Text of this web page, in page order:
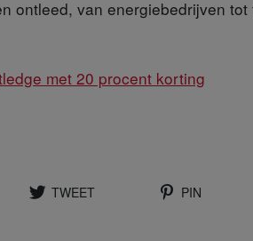
ontleed, van energiebedrijven
met 20 procent korting
TWEET PIN